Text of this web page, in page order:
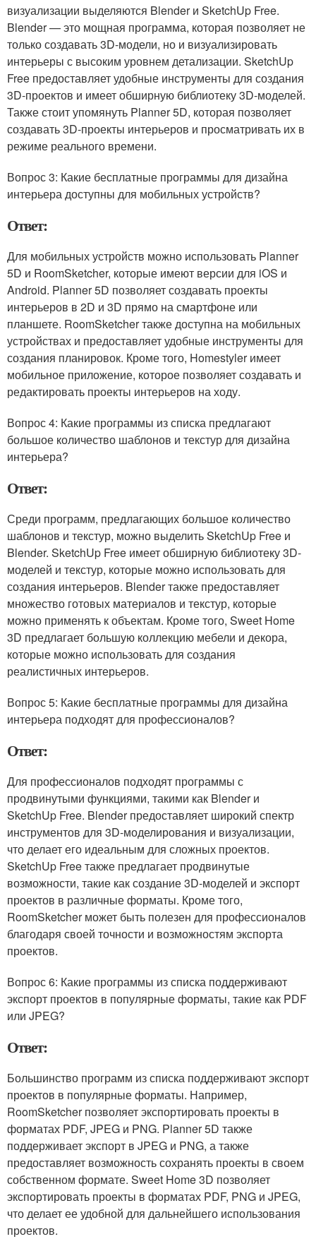
визуализации выделяются Blender и SketchUp Free.
Blender — это мощная программа, которая позволяет не
только создавать 3D-модели, но и визуализировать
интерьеры с высоким уровнем детализации. SketchUp
Free предоставляет удобные инструменты для создания
3D-проектов и имеет обширную библиотеку 3D-моделей.
Также стоит упомянуть Planner 5D, которая позволяет
создавать 3D-проекты интерьеров и просматривать их в
режиме реального времени.
Вопрос 3: Какие бесплатные программы для дизайна
интерьера доступны для мобильных устройств?
Ответ:
Для мобильных устройств можно использовать Planner
5D и RoomSketcher, которые имеют версии для iOS и
Android. Planner 5D позволяет создавать проекты
интерьеров в 2D и 3D прямо на смартфоне или
планшете. RoomSketcher также доступна на мобильных
устройствах и предоставляет удобные инструменты для
создания планировок. Кроме того, Homestyler имеет
мобильное приложение, которое позволяет создавать и
редактировать проекты интерьеров на ходу.
Вопрос 4: Какие программы из списка предлагают
большое количество шаблонов и текстур для дизайна
интерьера?
Ответ:
Среди программ, предлагающих большое количество
шаблонов и текстур, можно выделить SketchUp Free и
Blender. SketchUp Free имеет обширную библиотеку 3D-
моделей и текстур, которые можно использовать для
создания интерьеров. Blender также предоставляет
множество готовых материалов и текстур, которые
можно применять к объектам. Кроме того, Sweet Home
3D предлагает большую коллекцию мебели и декора,
которые можно использовать для создания
реалистичных интерьеров.
Вопрос 5: Какие бесплатные программы для дизайна
интерьера подходят для профессионалов?
Ответ:
Для профессионалов подходят программы с
продвинутыми функциями, такими как Blender и
SketchUp Free. Blender предоставляет широкий спектр
инструментов для 3D-моделирования и визуализации,
что делает его идеальным для сложных проектов.
SketchUp Free также предлагает продвинутые
возможности, такие как создание 3D-моделей и экспорт
проектов в различные форматы. Кроме того,
RoomSketcher может быть полезен для профессионалов
благодаря своей точности и возможностям экспорта
проектов.
Вопрос 6: Какие программы из списка поддерживают
экспорт проектов в популярные форматы, такие как PDF
или JPEG?
Ответ:
Большинство программ из списка поддерживают экспорт
проектов в популярные форматы. Например,
RoomSketcher позволяет экспортировать проекты в
форматах PDF, JPEG и PNG. Planner 5D также
поддерживает экспорт в JPEG и PNG, а также
предоставляет возможность сохранять проекты в своем
собственном формате. Sweet Home 3D позволяет
экспортировать проекты в форматах PDF, PNG и JPEG,
что делает ее удобной для дальнейшего использования
проектов.